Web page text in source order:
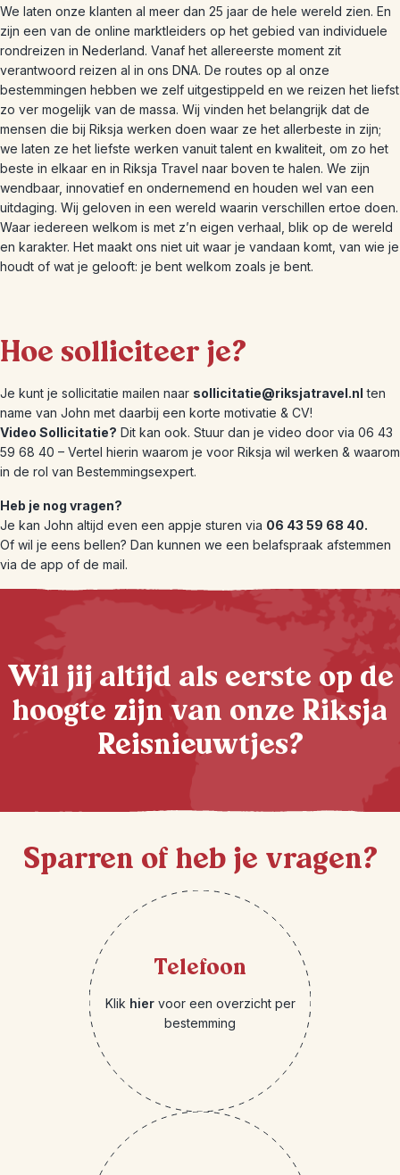
We laten onze klanten al meer dan 25 jaar de hele wereld zien. En
zijn een van de online marktleiders op het gebied van individuele
rondreizen in Nederland. Vanaf het allereerste moment zit
verantwoord reizen al in ons DNA. De routes op al onze
bestemmingen hebben we zelf uitgestippeld en we reizen het liefst
zo ver mogelijk van de massa. Wij vinden het belangrijk dat de
mensen die bij Riksja werken doen waar ze het allerbeste in zijn;
we laten ze het liefste werken vanuit talent en kwaliteit, om zo het
beste in elkaar en in Riksja Travel naar boven te halen. We zijn
wendbaar, innovatief en ondernemend en houden wel van een
uitdaging. Wij geloven in een wereld waarin verschillen ertoe doen.
Waar iedereen welkom is met z’n eigen verhaal, blik op de wereld
en karakter. Het maakt ons niet uit waar je vandaan komt, van wie je
houdt of wat je gelooft: je bent welkom zoals je bent.
Hoe solliciteer je?
Je kunt je sollicitatie mailen naar sollicitatie@riksjatravel.nl ten
name van John met daarbij een korte motivatie & CV!
Video Sollicitatie? Dit kan ook. Stuur dan je video door via 06 43
59 68 40 – Vertel hierin waarom je voor Riksja wil werken & waarom
in de rol van Bestemmingsexpert.
Heb je nog vragen?
Je kan John altijd even een appje sturen via 06 43 59 68 40.
Of wil je eens bellen? Dan kunnen we een belafspraak afstemmen
via de app of de mail.
Wil jij altijd als eerste op de
hoogte zijn van onze Riksja
Reisnieuwtjes?
Sparren of heb je vragen?
Telefoon
Klik hiervoor een overzicht per
bestemming